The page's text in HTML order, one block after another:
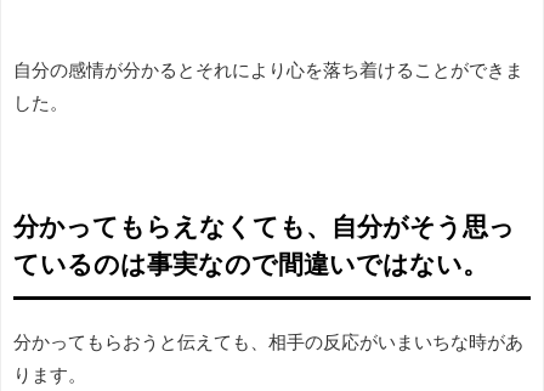
自分の感情が分かるとそれにより心を落ち着けることができま
した。
分かってもらえなくても、自分がそう思っ
ているのは事実なので間違いではない。
分かってもらおうと伝えても、相手の反応がいまいちな時があ
ります。